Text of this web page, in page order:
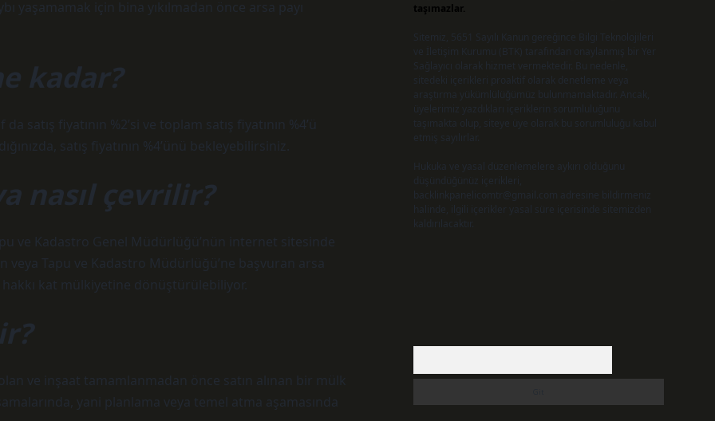
yaşamamak için bina yıkılmadan önce arsa payı
kadar?
fiyatının %2’si ve toplam satış fiyatının %4’ü
satış fiyatının %4’ünü bekleyebilirsiniz.
nasıl çevrilir?
ve Kadastro Genel Müdürlüğü’nün internet sitesinde
Tapu ve Kadastro Müdürlüğü’ne başvuran arsa
hakkı kat mülkiyetine dönüştürülebiliyor.
ve inşaat tamamlanmadan önce satın alınan bir mülk
yani planlama veya temel atma aşamasında
taşımazlar.
Sitemiz, 5651 Sayılı Kanun gereğince Bilgi Teknolojileri
ve İletişim Kurumu (BTK) tarafından onaylanmış bir Yer
Sağlayıcı olarak hizmet vermektedir. Bu nedenle,
sitedeki içerikleri proaktif olarak denetleme veya
araştırma yükümlülüğümüz bulunmamaktadır. Ancak,
üyelerimiz yazdıkları içeriklerin sorumluluğunu
taşımakta olup, siteye üye olarak bu sorumluluğu kabul
etmiş sayılırlar.
Hukuka ve yasal düzenlemelere aykırı olduğunu
düşündüğünüz içerikleri,
backlinkpanelicomtr@gmail.com adresine bildirmeniz
halinde, ilgili içerikler yasal süre içerisinde sitemizden
kaldırılacaktır.